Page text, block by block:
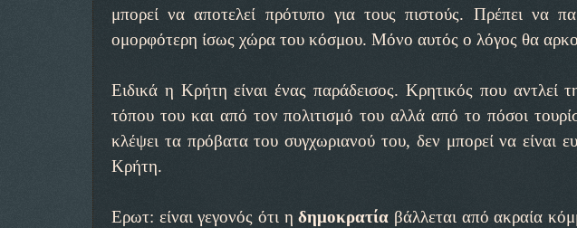
μπορεί να αποτελεί πρότυπο για τους πιστούς. Πρέπει να
ομορφότερη ίσως χώρα του κόσμου. Μόνο αυτός ο λόγος θα
Ειδικά η Κρήτη είναι ένας παράδεισος. Κρητικός που αντλεί
τόπου του και από τον πολιτισμό του αλλά από το πόσοι
κλέψει τα πρόβατα του συγχωριανού του, δεν μπορεί να είναι
Κρήτη.
Ερωτ: είναι γεγονός ότι ηδημοκρατία βάλλεται από ακραία